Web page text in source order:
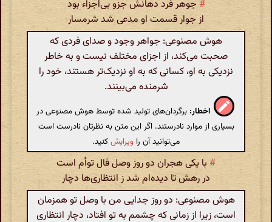
# جوهر فرد دهانش جزو بی‌اجزاء بود
از جوار قسمت او مدعی شد شرمسار
هوش مصنوعی: جواهر وجود و صدای فردی که
صحبت می‌کند، از اجزای مختلف نیست و به خاطر
نزدیکی به او، کسانی که به او نزدیک‌تر هستند، خود را
شرمنده می‌بینند.
اخطار: برگردان‌های تولید شده توسط هوش مصنوعی در
بسیاری از موارد نادرستند. اگر این متن به نظرتان نادرست است
می‌توانید آن را ویرایشکنید.
# با یکی هجران دو روز وصل فال توأم است
در رهش تا دیده‌ام شد ز انتظاری‌ها دچار
هوش مصنوعی: دو روز جدایی من با وصل تو همزمان
است، زیرا از زمانی که چشمم به تو افتاد، دچار انتظاری